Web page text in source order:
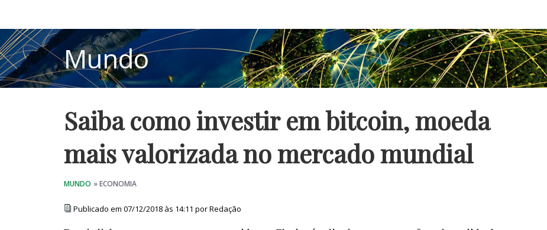
Saiba como investir em bitcoin, moeda
mais valorizada no mercado mundial
Publicado em 07/12/2018 às 14:11 por Redação